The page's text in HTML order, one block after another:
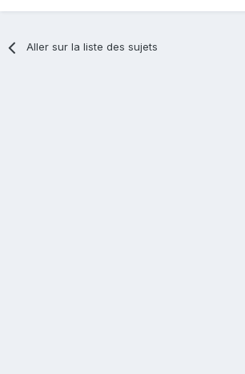
Aller sur la liste des sujets